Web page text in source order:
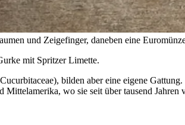
und Zeigefinger, daneben eine
mit Spritzer Limette.
bilden aber eine eigene
wo sie seit über tausend